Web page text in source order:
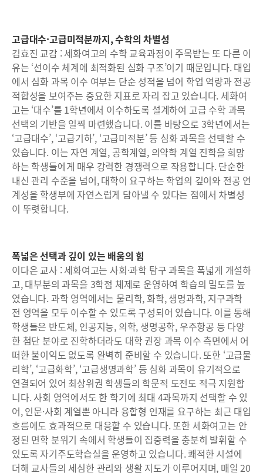
고급대수·고급미적분까지, 수학의 차별성
김효진 교감 : 세화여고의 수학 교육과정이 주목받는 또 다른 이
유는 ‘선이수 체계에 최적화된 심화 구조’이기 때문입니다. 대입
에서 심화 과목 이수 여부는 단순 성적을 넘어 학업 역량과 전공
적합성을 보여주는 중요한 지표로 자리 잡고 있습니다. 세화여
고는 ‘대수’를 1학년에서 이수하도록 설계하여 고급 수학 과목
선택의 기반을 일찍 마련했습니다. 이를 바탕으로 3학년에서는
‘고급대수’, ‘고급기하’, ‘고급미적분’ 등 심화 과목을 선택할 수
있습니다. 이는 자연 계열, 공학계열, 의약학 계열 진학을 희망
하는 학생들에게 매우 강력한 경쟁력으로 작용합니다. 단순한
내신 관리 수준을 넘어, 대학이 요구하는 학업의 깊이와 전공 연
계성을 학생부에 자연스럽게 담아낼 수 있다는 점에서 차별성
이 뚜렷합니다.
폭넓은 선택과 깊이 있는 배움의 힘
이다은 교사 : 세화여고는 사회·과학 탐구 과목을 폭넓게 개설하
고, 대부분의 과목을 3학점 체제로 운영하여 학습의 밀도를 높
였습니다. 과학 영역에서는 물리학, 화학, 생명과학, 지구과학
전 영역을 모두 이수할 수 있도록 구성되어 있습니다. 이를 통해
학생들은 반도체, 인공지능, 의학, 생명공학, 우주항공 등 다양
한 첨단 분야로 진학하더라도 대학 권장 과목 이수 측면에서 어
떠한 불이익도 없도록 완벽히 준비할 수 있습니다. 또한 ‘고급물
리학’, ‘고급화학’, ‘고급생명과학’ 등 심화 과목이 유기적으로
연결되어 있어 최상위권 학생들의 학문적 도전도 적극 지원합
니다. 사회 영역에서도 한 학기에 최대 4과목까지 선택할 수 있
어, 인문·사회 계열뿐 아니라 융합형 인재를 요구하는 최근 대입
흐름에도 효과적으로 대응할 수 있습니다. 또한 세화여고는 안
정된 면학 분위기 속에서 학생들이 집중력을 충분히 발휘할 수
있도록 자기주도학습실을 운영하고 있습니다. 쾌적한 시설에
더해 교사들의 세심한 관리와 생활 지도가 이루어지며, 매일 20